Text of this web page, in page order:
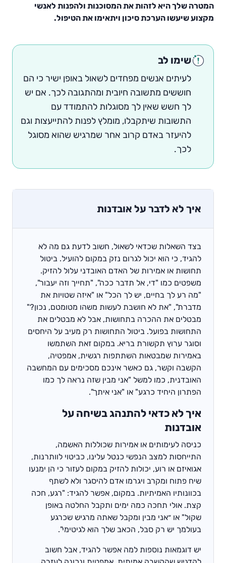
המטרה שלך היא לזהות את המסוכנות ולהפנות לאנשי
מקצוע שיעשו הערכת סיכון ויתאימו את הטיפול.
שימו לב
לעיתים אנשים מפחדים לשאול באופן ישיר כי הם
חוששים מתשובה חיובית ומהתגובה לכך. אם יש
לך חשש שאין לך מסוגלות להתמודד עם
התשובות שיתקבלו, מומלץ לפנות להתייעצות וגם
להיעזר באדם קרוב אחר שמרגיש שהוא מסוגל
לכך.
איך לא לדבר על אובדנות
בצד השאלות שכדאי לשאול, חשוב לדעת גם מה לא
להגיד, כי הוא יכול לגרום נזק במקום להועיל. ביטול
תחושות או אמירות של האדם האובדני עלול להזיק.
משפטים כמו "די, אל תדבר ככה", "תחייך וזה יעבור",
"מה רע לך בחיים, יש לך הכל" או "איזה שטויות את
מדברת", "את לא חושבת לעשות משהו מטומטם, נכון?"
מבטלים את ההכרה בתחושות, אבל לא מבטלים את
התחושות בפועל. ביטול התחושות רק מעיב על היחסים
וסוגר ערוץ תקשורת בריא. במקום זאת השתמשו
באמירות שמבטאות השתתפות רגשית, אמפטיה,
הקשבה וקשר, גם כאשר אינכם מסכימים עם המחשבה
האובדנית, כמו למשל "אני מבין שזה נראה לך כמו
הפתרון היחיד כרגע" או "אני איתך".
איך לא כדאי להתנהג בשיחה על
אובדנות
כניסה לעימותים או אמירות שכוללות האשמה,
התייחסות למצב הנפשי כנטל עלינו, כביטוי לוותרנות,
אגואיזם או רוע, יכולות להזיק במקום לעזור כי הן ימנעו
שיח פתוח ומקרב ויגרמו אדם להיסגר ולא לשתף
בכוונותיו האמיתיות. במקום, אפשר להגיד: "רגע, חכה
קצת. אולי תחכה כמה ימים ותקבל החלטה באופן
שקול" או ״אני מבין ומקבל שאתה מרגיש שכרגע
בעולמך יש רק סבל, הכאב שלך הוא לגיטימי".
יש דוגמאות נוספות למה אפשר להגיד, אבל חשוב